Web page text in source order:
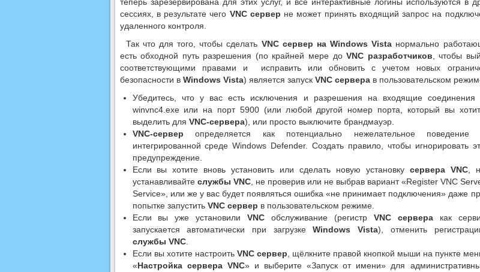
сессиях, в результате чего VNC сервер не может принять входящий запрос на
удаленного контроля.
Так что для того, чтобы сделать VNC сервер на Windows Vista нормально
есть обходной путь разрешения (по крайней мере доVNC разработчиков , чтобы
соответствующими правами и исправить или обновить с учетом новых
безопасности в Windows Vista) является запуск VNC серверав пользовательском
Убедитесь, что у вас есть исключения и разрешения на входящие соединения
winvnc4.exe или на порт 5900 (или любой другой номер порта, который вы
выделить для VNC-сервера), или просто выключите брандмауэр.
VNC-сервер определяется как потенциально нежелательное поведение
интегрированной среде Windows Defender. Создать правило, чтобы игнорировать
предупреждение.
Если вы хотите вновь установить или сделать новую установку сервера VNC,
устанавливайте службы VNC, не проверив или не выбрав вариант «Register VNC
Service», или же у вас будет появляться ошибка «не принимает подключения» даже
попытке запустить VNC сервер в пользовательском режиме.
Если вы уже установилиVNC обслуживание (регистр VNC серверакак
запускается автоматически при загрузкеWindows Vista), отменить
службы VNC.
Если вы хотите настроить VNC сервер , щёлкните правой кнопкой мыши на пункте
«Настройка сервера VNC» и выберите «Запуск от имени» для